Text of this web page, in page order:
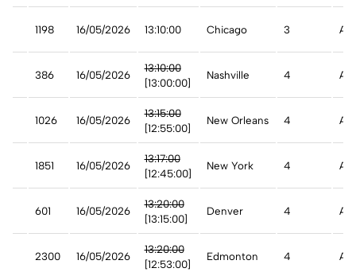
1198 16/05/2026 13:10:00 Chicago 3 A
386 16/05/2026
13:10:00
[13:00:00]
Nashville 4 A
1026 16/05/2026
13:15:00
[12:55:00]
New Orleans 4
1851 16/05/2026
13:17:00
[12:45:00]
New York 4
601 16/05/2026
13:20:00
[13:15:00]
Denver 4 A
2300 16/05/2026
13:20:00
[12:53:00]
Edmonton 4